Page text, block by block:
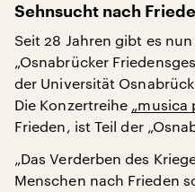
Sehnsucht nach
Seit 28 Jahren gibt es
„Osnabrücker
der Universität
Die Konzertreihe „musica
Frieden, ist Teil der
„Das Verderben des
Menschen nach Frieden